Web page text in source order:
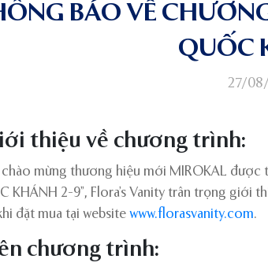
BÁO VỀ
QUỐC
27/
thiệu về chương trình:
chào mừng thương hiệu mới MIROKAL
KHÁNH 2-9”, Flora’s Vanity trân trọng giới
đặt mua tại website www.florasvanity.com.
chương trình: